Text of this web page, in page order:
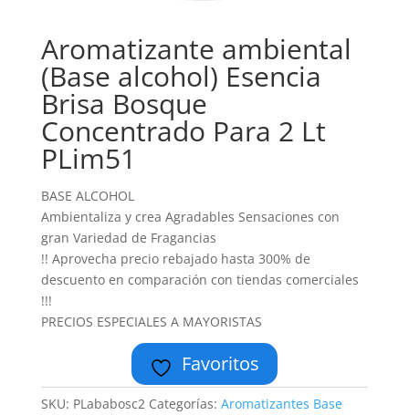
Aromatizante ambiental
(Base alcohol) Esencia
Brisa Bosque
Concentrado Para 2 Lt
PLim51
BASE ALCOHOL
Ambientaliza y crea Agradables Sensaciones con
gran Variedad de Fragancias
!! Aprovecha precio rebajado hasta 300% de
descuento en comparación con tiendas comerciales
!!!
PRECIOS ESPECIALES A MAYORISTAS
Favoritos
SKU: PLababosc2 Categorías: Aromatizantes Base